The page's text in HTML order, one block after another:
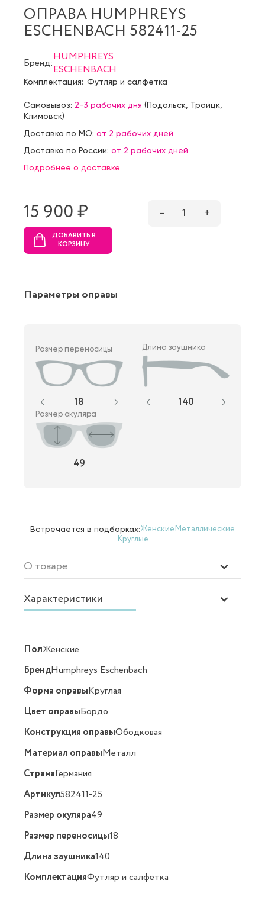
ОПРАВА HUMPHREYS
ESCHENBACH 582411-25
Бренд:HUMPHREYS
ESCHENBACH
Комплектация: Футляр и салфетка
Самовывоз: 2-3 рабочих дня (Подольск Троицк
Климовск)
Доставка по МО: от 2 рабочих дней
Доставка по России: от 2 рабочих дней
Подробнее о доставке
15 900 ₷ – 1 +
ДОБАВИТЬ В
КОРЗИНУ
Параметры оправы
Размер переносицы
18
Длина заушника
140
Размер окуляра
49
Встречается в подборках:ЖенскиеМеталлические
Круглые
О товаре
Характеристики
ПолЖенские
БрендHumphreys Eschenbach
Форма оправыКруглая
Цвет оправыБордо
Конструкция оправыОбодковая
Материал оправыМеталл
СтранаГермания
Артикул582411-25
Размер окуляра49
Размер переносицы18
Длина заушника140
КомплектацияФутляр и салфетка